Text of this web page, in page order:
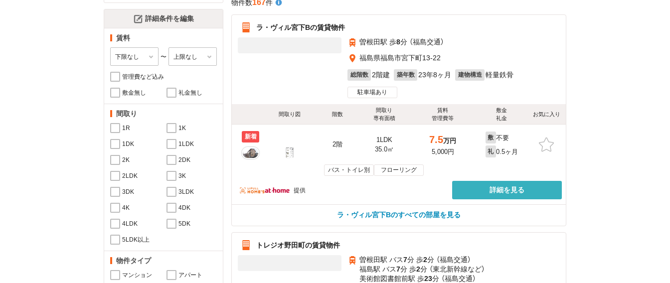
詳細条件を編集
賃料
〜
管理費など込み
敷金無し 礼金無し
間取り
1R 1K
1DK 1LDK
2K 2DK
2LDK 3K
3DK 3LDK
4K 4DK
4LDK 5DK
5LDK以上
物件タイプ
マンション アパート
物件数167件
ラ・ヴィル宮下Bの賃貸物件
曽根田駅 歩8分 （福島交通）
福島県福島市宮下町13-22
総階数 2階建 築年数 23年8ヶ月 建物構造 軽量鉄骨
駐車場あり
間取り図 階数
間取り
専有面積
賃料
管理費等
敷金
礼金
お気に入り
新着
2階
1LDK
35.0㎡
7.5万円
5,000円
敷 不要
礼 0.5ヶ月
バス・トイレ別 フローリング
提供 詳細を見る
ラ・ヴィル宮下Bのすべての部屋を見る
トレジオ野田町の賃貸物件
曽根田駅 バス7分 歩2分 （福島交通）
福島駅 バス7分 歩2分 （東北新幹線など）
美術館図書館前駅 歩23分 （福島交通）